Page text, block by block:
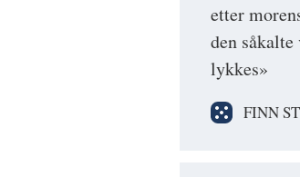
etter
den
lykkes»
FINN